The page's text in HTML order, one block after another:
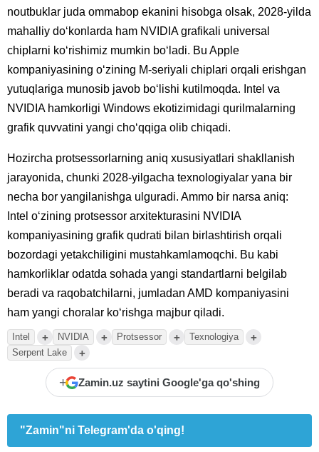
noutbuklar juda ommabop ekanini hisobga olsak, 2028-yilda
mahalliy doʻkonlarda ham NVIDIA grafikali universal
chiplarni koʻrishimiz mumkin boʻladi. Bu Apple
kompaniyasining oʻzining M-seriyali chiplari orqali erishgan
yutuqlariga munosib javob boʻlishi kutilmoqda. Intel va
NVIDIA hamkorligi Windows ekotizimidagi qurilmalarning
grafik quvvatini yangi choʻqqiga olib chiqadi.
Hozircha protsessorlarning aniq xususiyatlari shakllanish
jarayonida, chunki 2028-yilgacha texnologiyalar yana bir
necha bor yangilanishga ulguradi. Ammo bir narsa aniq:
Intel oʻzining protsessor arxitekturasini NVIDIA
kompaniyasining grafik qudrati bilan birlashtirish orqali
bozordagi yetakchiligini mustahkamlamoqchi. Bu kabi
hamkorliklar odatda sohada yangi standartlarni belgilab
beradi va raqobatchilarni, jumladan AMD kompaniyasini
ham yangi choralar koʻrishga majbur qiladi.
Intel + NVIDIA + Protsessor + Texnologiya +
Serpent Lake +
+ Zamin.uz saytini Google'ga qo'shing
"Zamin"ni Telegram'da o'qing!